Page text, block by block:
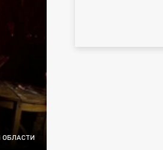
ОБЛАСТИ